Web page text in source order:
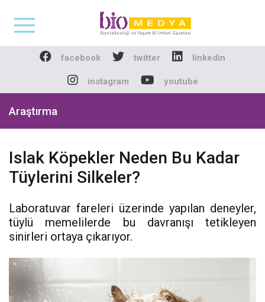
Biomedya -
facebook twitter linkedin
instagram youtube
Araştırma
Islak Köpekler Neden Bu Kadar
Tüylerini Silkeler?
Laboratuvar fareleri üzerinde yapılan deneyler,
tüylü memelilerde bu davranışı tetikleyen
sinirleri ortaya çıkarıyor.